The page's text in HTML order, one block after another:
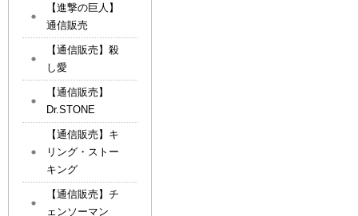
【進撃の巨人】
通信販売
【通信販売】殺
し愛
【通信販売】
Dr.STONE
【通信販売】キ
リング・ストー
キング
【通信販売】チ
ェンソーマン